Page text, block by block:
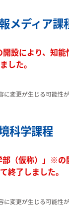
メディア課
設により、知
した。
変更が生じる可能性が
科学課程
（仮称）」※
終了しました。
変更が生じる可能性が